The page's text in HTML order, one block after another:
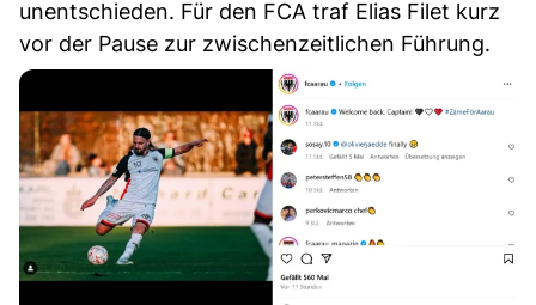
unentschieden. Für den FCA traf Elias Filet kurz
vor der Pause zur zwischenzeitlichen Führung.